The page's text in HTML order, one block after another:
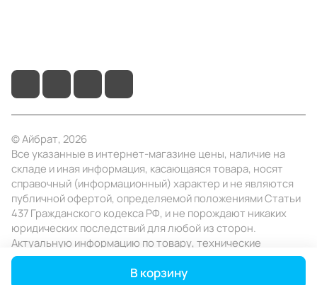
В корзину
© Айбрат, 2026
Все указанные в интернет-магазине цены, наличие на
складе и иная информация, касающаяся товара, носят
справочный (информационный) характер и не являются
публичной офертой, определяемой положениями Статьи
437 Гражданского кодекса РФ, и не порождают никаких
юридических последствий для любой из сторон.
Актуальную информацию по товару, технические
характеристики уточняйте в отделе продаж в день